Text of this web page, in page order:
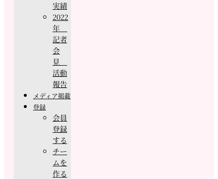
実績
2022
年
記者
会
見
活動
報告
メディア掲載
登録
会員
登録
する
チー
ムを
作る